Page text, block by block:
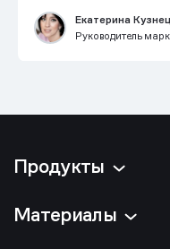
Екатерина
Руководитель
Продукты
Материалы